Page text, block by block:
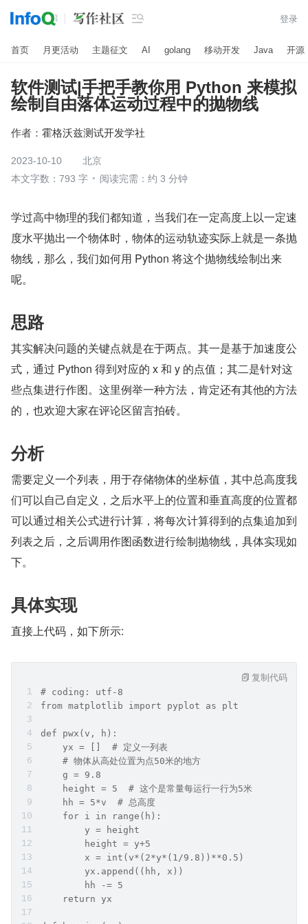
 登录
首页 月更活动 主题征文 AI golang 移动开发 Java 开源
软件测试|手把手教你用 Python 来模拟
绘制自由落体运动过程中的抛物线
作者： 霍格沃兹测试开发学社
2023-10-10
北京
本文字数：793 字
阅读完需：约 3 分钟
学过高中物理的我们都知道，当我们在一定高度上以一定速
度水平抛出一个物体时，物体的运动轨迹实际上就是一条抛
物线，那么，我们如何用 Python 将这个抛物线绘制出来
呢。
思路
其实解决问题的关键点就是在于两点。其一是基于加速度公
式，通过 Python 得到对应的 x 和 y 的点值；其二是针对这
些点集进行作图。这里例举一种方法，肯定还有其他的方法
的，也欢迎大家在评论区留言拍砖。
分析
需要定义一个列表，用于存储物体的坐标值，其中总高度我
们可以自己自定义，之后水平上的位置和垂直高度的位置都
可以通过相关公式进行计算，将每次计算得到的点集追加到
列表之后，之后调用作图函数进行绘制抛物线，具体实现如
下。
具体实现
直接上代码，如下所示:
# coding: utf-8
from matplotlib import pyplot as plt
def pwx(v, h):
    yx = []  # 定义一列表
    # 物体从高处位置为点50米的地方
    g = 9.8
    height = 5  # 这个是常量每运行一行为5米
    hh = 5*v  # 总高度
    for i in range(h):
        y = height
        height = y+5
        x = int(v*(2*y*(1/9.8))**0.5)
        yx.append((hh, x))
        hh -= 5
    return yx
复制代码